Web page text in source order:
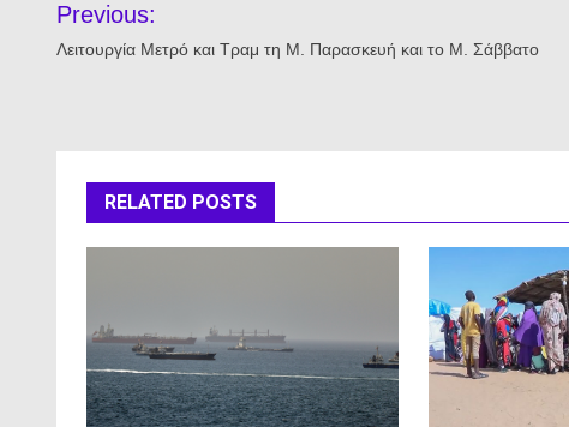
άρθρων
Previous:
Λειτουργία Μετρό και Τραμ τη Μ. Παρασκευή και το Μ. Σάββατο
RELATED POSTS